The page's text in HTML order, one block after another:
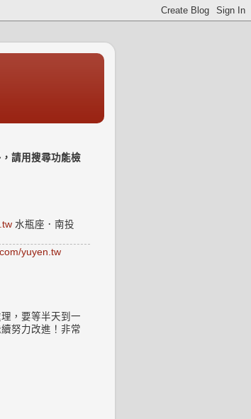
請用搜尋功能檢
水瓶座．南投
yuyen.tw
，要等半天到一
努力改進！非常